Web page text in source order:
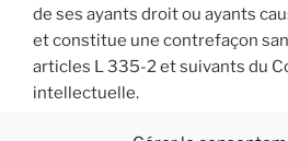
de ses ayants droit ou ayants
et constitue une contrefaçon
articles L 335-2 et suivants du
intellectuelle.